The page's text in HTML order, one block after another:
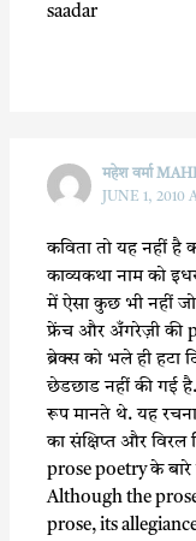
saadar
महेश वर्मा
JUNE 1, 2010
कविता तो यह नहीं है
काव्यकथा नाम को
में ऐसा कुछ भी नहीं
फ्रेंच और अँगरेज़ी की
ब्रेक्स को भले ही हटा
छेडछाड नहीं की गई है.
रूप मानते थे. यह रचना
का संक्षिप्त और विरल
prose poetry के
Although the
prose, its